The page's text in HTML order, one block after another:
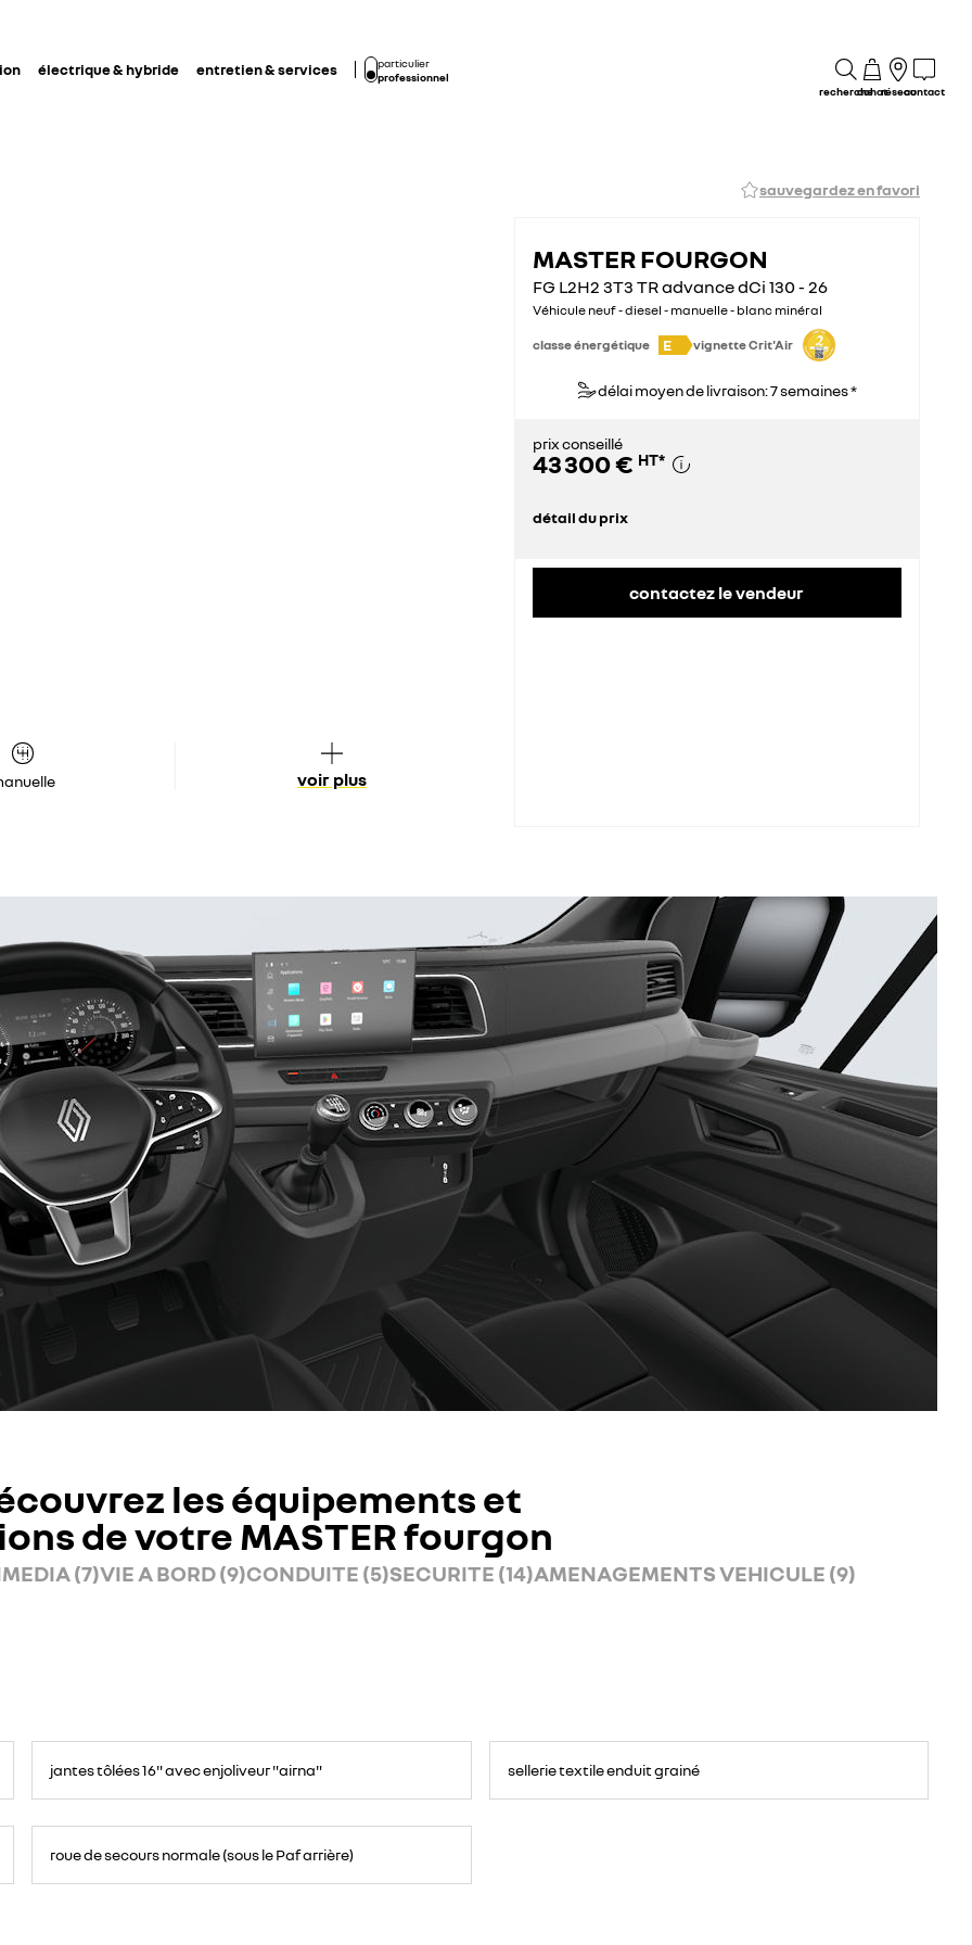
électrique & hybride entretien & services
particulier
professionnel
rechercheachatréseaucontact
sauvegardez en favori
voir plus
MASTER FOURGON
FG L2H2 3T3 TR advance dCi 130 - 26
Véhicule neuf - diesel - manuelle - blanc minéral
classe énergétique E vignette Crit'Air
délai moyen de livraison: 7 semaines *
prix conseillé
43 300 € HT*
détail du prix
contactez le vendeur
les équipements et
de votre MASTER fourgon
(7)VIE A BORD (9)CONDUITE (5)SECURITE (14)AMENAGEMENTS VEHICULE (9)
jantes tôlées 16" avec enjoliveur "airna" sellerie textile enduit grainé
roue de secours normale (sous le Paf arrière)